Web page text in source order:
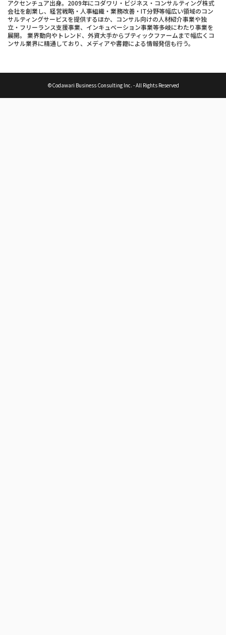
アクセンチュア出身。2009年にコダワリ・ビジネス・コンサルティング株式
会社を創業し、経営戦略・人事組織・業務改善・IT分野等幅広い領域のコン
サルティングサービスを提供するほか、コンサル向けの人材紹介事業や独
立・フリーランス支援事業、インキュベーション事業等多岐にわたり事業を
展開。 業界動向やトレンド、外資大手からブティックファームまで幅広くコ
ンサル業界に精通しており、メディアや書籍による情報発信も行う。
©Codawari Business Consulting Inc. - All Rights Reserved